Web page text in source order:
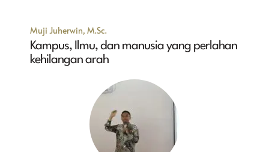
Muji Juherwin, M.Sc.
Kampus, Ilmu, dan manusia yang perlahan
kehilangan arah